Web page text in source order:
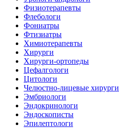
Физиотерапевты
Флебологи
Фониатры
Фтизиатры
Химиотерапевты
Хирурги
Хирурги-ортопеды
Цефалгологи
Цитологи
Челюстно-лицевые хирурги
Эмбриологи
Эндокринологи
Эндоскописты
Эпилептологи